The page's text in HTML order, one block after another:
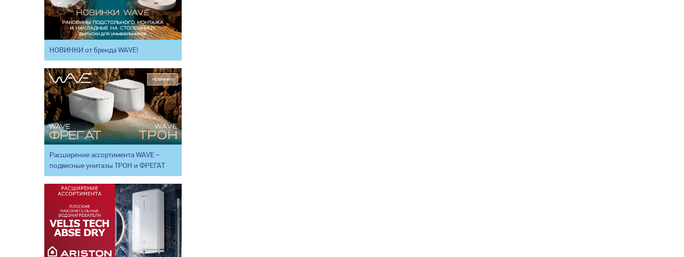
НОВИНКИ от бренда WAVE!
Расширение ассортимента WAVE –
подвесные унитазы ТРОН и ФРЕГАТ